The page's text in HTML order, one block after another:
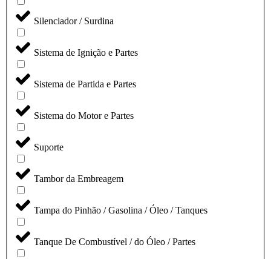
Silenciador / Surdina
Sistema de Ignição e Partes
Sistema de Partida e Partes
Sistema do Motor e Partes
Suporte
Tambor da Embreagem
Tampa do Pinhão / Gasolina / Óleo / Tanques
Tanque De Combustível / do Óleo / Partes